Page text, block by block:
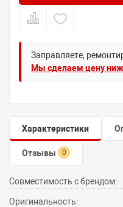
Заправляете,
Мы сделаем цену
Характеристики
Отзывы 0
Совместимость с брендом:
Оригинальность: